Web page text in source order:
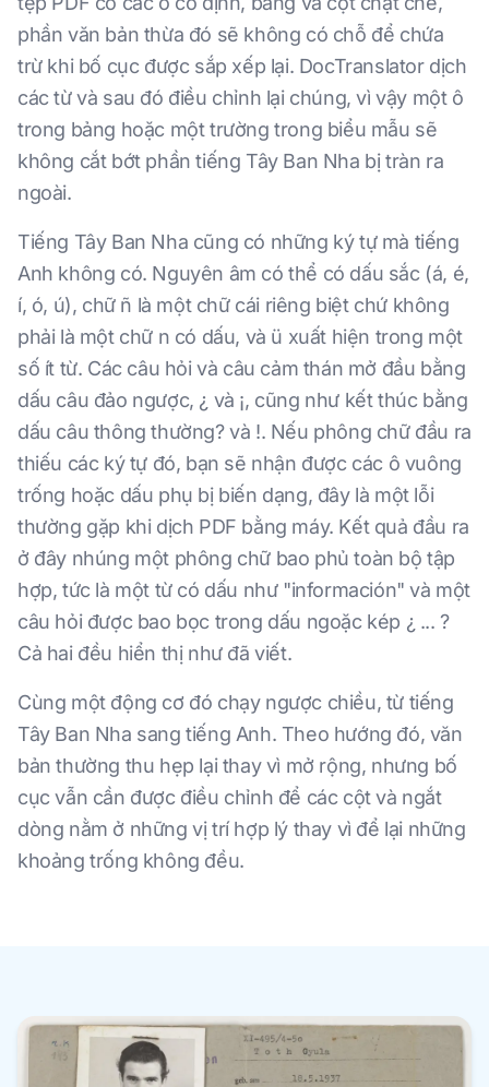
phần văn bản thừa đó sẽ không có chỗ để chứa
trừ khi bố cục được sắp xếp lại. DocTranslator dịch
các từ và sau đó điều chỉnh lại chúng, vì vậy một ô
trong bảng hoặc một trường trong biểu mẫu sẽ
không cắt bớt phần tiếng Tây Ban Nha bị tràn ra
ngoài.
Tiếng Tây Ban Nha cũng có những ký tự mà tiếng
Anh không có. Nguyên âm có thể có dấu sắc (á, é,
í, ó, ú), chữ ñ là một chữ cái riêng biệt chứ không
phải là một chữ n có dấu, và ü xuất hiện trong một
số ít từ. Các câu hỏi và câu cảm thán mở đầu bằng
dấu câu đảo ngược, ¿ và ¡, cũng như kết thúc bằng
dấu câu thông thường? và !. Nếu phông chữ đầu ra
thiếu các ký tự đó, bạn sẽ nhận được các ô vuông
trống hoặc dấu phụ bị biến dạng, đây là một lỗi
thường gặp khi dịch PDF bằng máy. Kết quả đầu ra
ở đây nhúng một phông chữ bao phủ toàn bộ tập
hợp, tức là một từ có dấu như "información" và một
câu hỏi được bao bọc trong dấu ngoặc kép ¿ ... ?
Cả hai đều hiển thị như đã viết.
Cùng một động cơ đó chạy ngược chiều, từ tiếng
Tây Ban Nha sang tiếng Anh. Theo hướng đó, văn
bản thường thu hẹp lại thay vì mở rộng, nhưng bố
cục vẫn cần được điều chỉnh để các cột và ngắt
dòng nằm ở những vị trí hợp lý thay vì để lại những
khoảng trống không đều.